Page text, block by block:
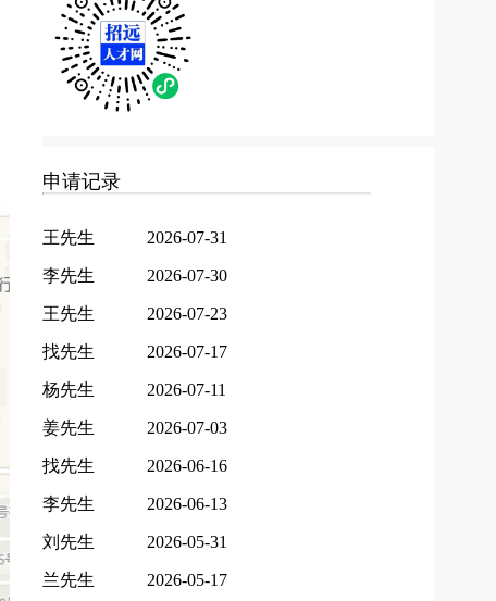
申请记录
王先生 2026-07-31
李先生 2026-07-30
王先生 2026-07-23
找先生 2026-07-17
杨先生 2026-07-11
姜先生 2026-07-03
找先生 2026-06-16
李先生 2026-06-13
刘先生 2026-05-31
兰先生 2026-05-17